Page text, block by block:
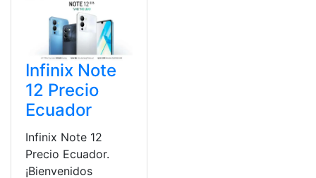
Infinix Note
12 Precio
Ecuador
Infinix Note 12
Precio Ecuador.
¡Bienvenidos